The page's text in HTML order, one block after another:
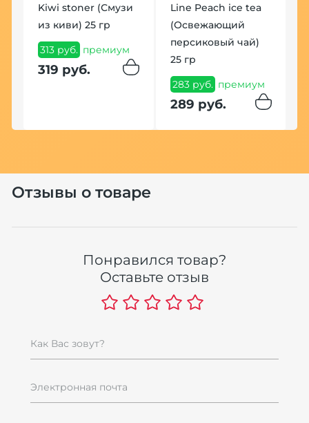
Kiwi stoner (Смузи
из киви) 25 гр
313 руб. премиум
319 руб.
Line Peach ice tea
(Освежающий
персиковый чай)
25 гр
283 руб. премиум
289 руб.
Отзывы о товаре
Понравился товар?
Оставьте отзыв
Как Вас зовут?
Электронная почта